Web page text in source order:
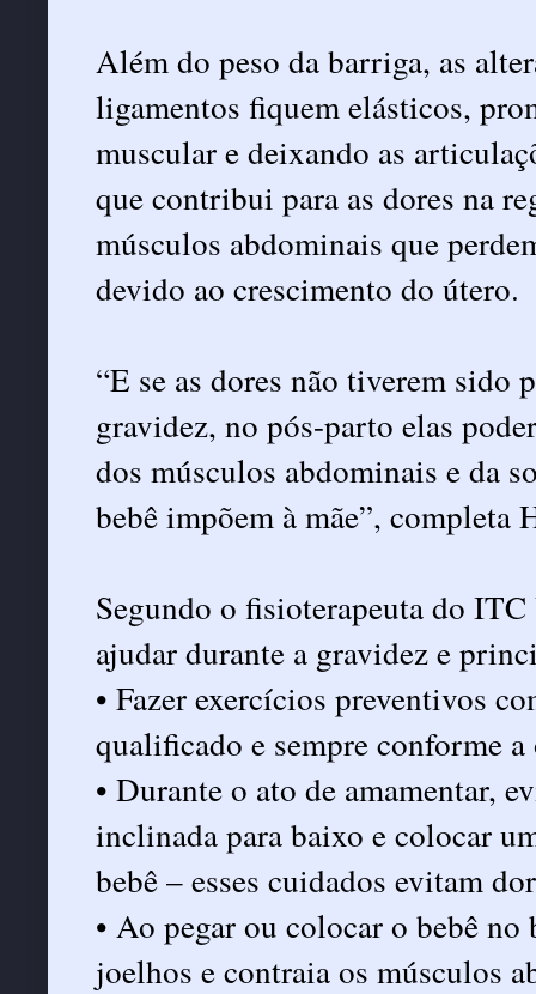
Além do peso da barriga, as
ligamentos fiquem elásticos,
muscular e deixando as
que contribui para as dores na
músculos abdominais que
devido ao crescimento do útero.
“E se as dores não tiverem sido
gravidez, no pós-parto elas
dos músculos abdominais e da
bebê impõem à mãe”, completa
Segundo o fisioterapeuta do
ajudar durante a gravidez e
• Fazer exercícios preventivos
qualificado e sempre conforme
• Durante o ato de amamentar,
inclinada para baixo e colocar
bebê – esses cuidados evitam
• Ao pegar ou colocar o bebê
joelhos e contraia os músculos